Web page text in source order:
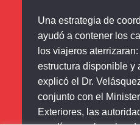
Una estrategia de
ayudó a contener los
los viajeros
estructura disponible y
explicó el Dr.
conjunto con el
Exteriores, las